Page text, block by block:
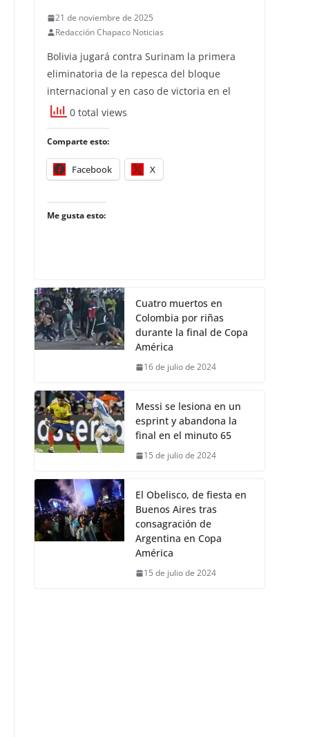
21 de noviembre de 2025
Redacción Chapaco Noticias
Bolivia jugará contra Surinam la primera
eliminatoria de la repesca del bloque
internacional y en caso de victoria en el
0 total views
Comparte esto:
Facebook X
Me gusta esto:
Cuatro muertos en
Colombia por riñas
durante la final de Copa
América
16 de julio de 2024
Messi se lesiona en un
esprint y abandona la
final en el minuto 65
15 de julio de 2024
El Obelisco, de fiesta en
Buenos Aires tras
consagración de
Argentina en Copa
América
15 de julio de 2024